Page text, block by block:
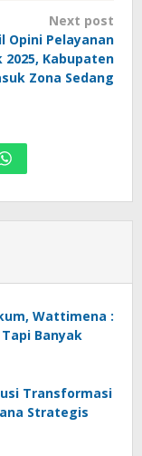
Next post
Opini Pelayanan
2025, Kabupaten
Zona Sedang
Wattimena :
Banyak
Transformasi
Strategis